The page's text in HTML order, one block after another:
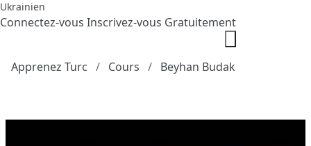
Ukrainien
Connectez-vous Inscrivez-vous Gratuitement
Apprenez Turc Cours Beyhan Budak